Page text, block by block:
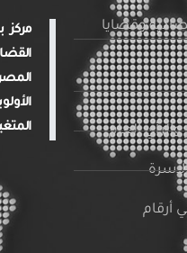
وقضايا
العام
أرقام